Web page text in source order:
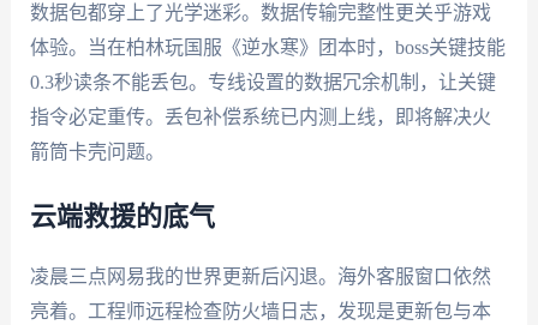
数据包都穿上了光学迷彩。数据传输完整性更关乎游戏
体验。当在柏林玩国服《逆水寒》团本时，boss关键技能
0.3秒读条不能丢包。专线设置的数据冗余机制，让关键
指令必定重传。丢包补偿系统已内测上线，即将解决火
箭筒卡壳问题。
云端救援的底气
凌晨三点网易我的世界更新后闪退。海外客服窗口依然
亮着。工程师远程检查防火墙日志，发现是更新包与本